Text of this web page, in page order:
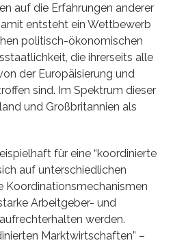
auf die Erfahrungen anderer
entsteht ein Wettbewerb
politisch-ökonomischen
die ihrerseits alle
der Europäisierung und
sind. Im Spektrum dieser
und Großbritannien als
für eine “koordinierte
auf unterschiedlichen
Koordinationsmechanismen
Arbeitgeber- und
werden.
Marktwirtschaften” –